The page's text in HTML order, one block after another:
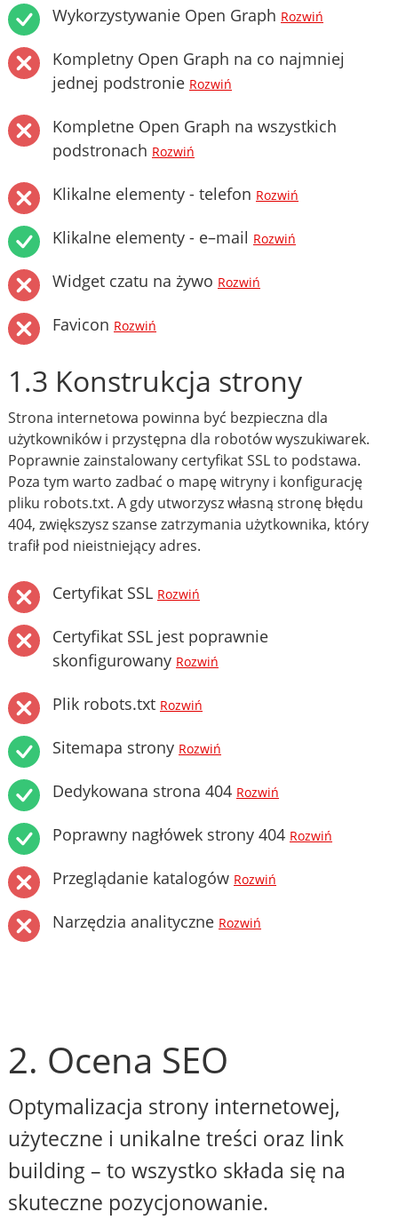
Wykorzystywanie Open Graph Rozwiń
Kompletny Open Graph na co najmniej
jednej podstronie Rozwiń
Kompletne Open Graph na wszystkich
podstronach Rozwiń
Klikalne elementy - telefon Rozwiń
Klikalne elementy - e–mail Rozwiń
Widget czatu na żywo Rozwiń
Favicon Rozwiń
1.3 Konstrukcja strony
Strona internetowa powinna być bezpieczna dla
użytkowników i przystępna dla robotów wyszukiwarek.
Poprawnie zainstalowany certyfikat SSL to podstawa.
Poza tym warto zadbać o mapę witryny i konfigurację
pliku robots.txt. A gdy utworzysz własną stronę błędu
404, zwiększysz szanse zatrzymania użytkownika, który
trafił pod nieistniejący adres.
Certyfikat SSL Rozwiń
Certyfikat SSL jest poprawnie
skonfigurowany Rozwiń
Plik robots.txt Rozwiń
Sitemapa strony Rozwiń
Dedykowana strona 404 Rozwiń
Poprawny nagłówek strony 404 Rozwiń
Przeglądanie katalogów Rozwiń
Narzędzia analityczne Rozwiń
2. Ocena SEO
Optymalizacja strony internetowej,
użyteczne i unikalne treści oraz link
building – to wszystko składa się na
skuteczne pozycjonowanie.